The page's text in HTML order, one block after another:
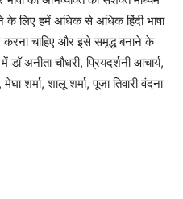
के लिए हमें अधिक से अधिक हिंदी भाषा
करना चाहिए और इसे समृद्ध बनाने के
अनीता चौधरी, प्रियदर्शनी आचार्य,
शर्मा, शालू शर्मा, पूजा तिवारी वंदना